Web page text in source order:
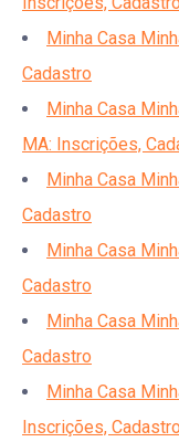
Minha Casa
Cadastro
Minha Casa
MA: Inscrições,
Minha Casa
Cadastro
Minha Casa
Cadastro
Minha Casa
Cadastro
Minha Casa
Inscrições, Cadastro